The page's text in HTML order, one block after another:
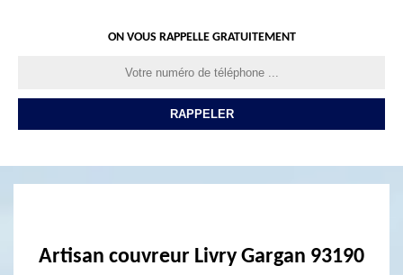
ON VOUS RAPPELLE GRATUITEMENT
Artisan couvreur Livry Gargan 93190